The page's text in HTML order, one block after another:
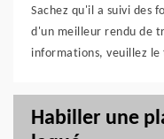
Sachez qu'il a suivi des
d'un meilleur rendu de
informations, veuillez
Habiller une